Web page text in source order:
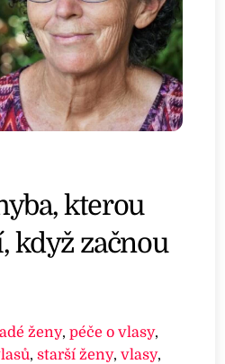
kterou
když začnou
ženy,péče o vlasy,
,starší ženy,vlasy,